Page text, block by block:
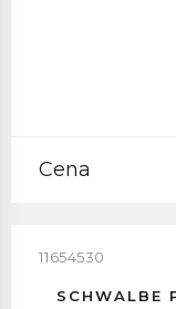
Cena
11654530
SCHWALBE